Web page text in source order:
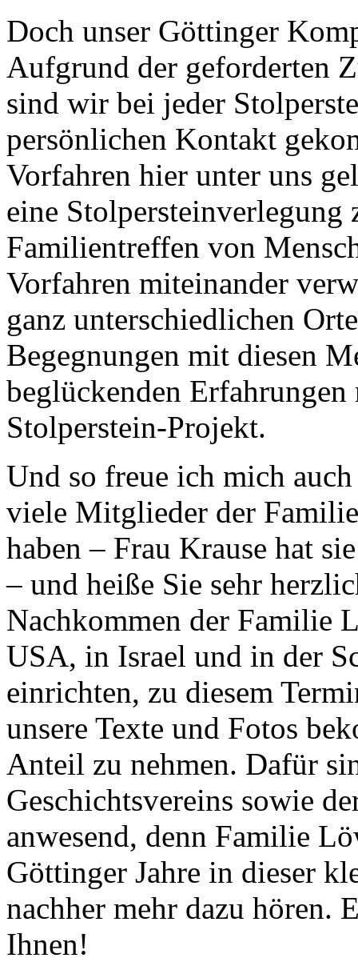
Doch unser Göttinger
Aufgrund der geforderten
sind wir bei jeder
persönlichen Kontakt
Vorfahren hier unter uns
eine Stolpersteinverlegung
Familientreffen von
Vorfahren miteinander
ganz unterschiedlichen
Begegnungen mit diesen
beglückenden
Stolperstein-Projekt.
Und so freue ich mich
viele Mitglieder der
haben – Frau Krause hat
– und heiße Sie sehr
Nachkommen der Familie
USA, in Israel und in der
einrichten, zu diesem
unsere Texte und Fotos
Anteil zu nehmen. Dafür
Geschichtsvereins sowie
anwesend, denn Familie
Göttinger Jahre in dieser
nachher mehr dazu hören.
Ihnen!